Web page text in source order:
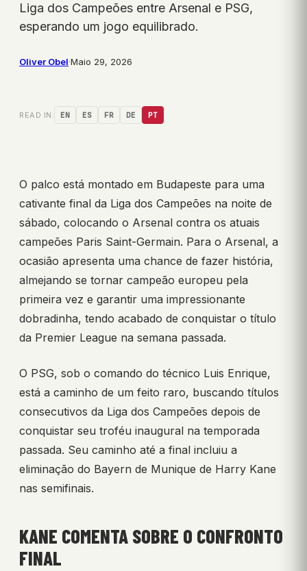
Liga dos Campeões entre Arsenal e PSG,
esperando um jogo equilibrado.
Oliver Obel·Maio 29, 2026
READ IN: EN ES FR DE PT
O palco está montado em Budapeste para uma
cativante final da Liga dos Campeões na noite de
sábado, colocando o Arsenal contra os atuais
campeões Paris Saint-Germain. Para o Arsenal, a
ocasião apresenta uma chance de fazer história,
almejando se tornar campeão europeu pela
primeira vez e garantir uma impressionante
dobradinha, tendo acabado de conquistar o título
da Premier League na semana passada.
O PSG, sob o comando do técnico Luis Enrique,
está a caminho de um feito raro, buscando títulos
consecutivos da Liga dos Campeões depois de
conquistar seu troféu inaugural na temporada
passada. Seu caminho até a final incluiu a
eliminação do Bayern de Munique de Harry Kane
nas semifinais.
KANE COMENTA SOBRE O CONFRONTO
FINAL